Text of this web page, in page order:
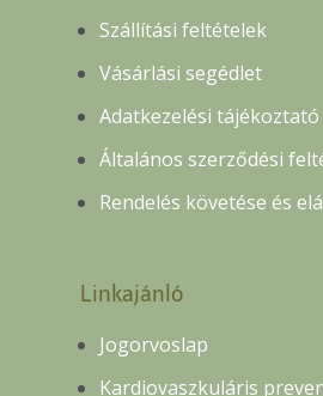
Szállítási feltételek
Vásárlási segédlet
Adatkezelési tájékoztató
Általános szerződési
Rendelés követése és
Linkajánló
Jogorvoslap
Kardiovaszkuláris